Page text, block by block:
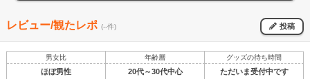
レビュー/観たレポ (--件) 投稿
男女比 年齢層 グッズの待ち時間
ほぼ男性 20代～30代中心 ただいま受付中です